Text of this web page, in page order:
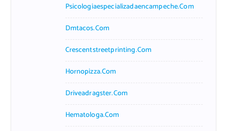
Psicologiaespecializadaencampeche.com
Dmtacos.com
Crescentstreetprinting.com
Hornopizza.com
Driveadragster.com
Hematologa.com